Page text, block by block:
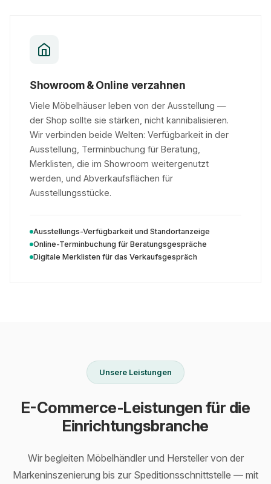
Showroom & Online verzahnen
Viele Möbelhäuser leben von der Ausstellung —
der Shop sollte sie stärken, nicht kannibalisieren.
Wir verbinden beide Welten: Verfügbarkeit in der
Ausstellung, Terminbuchung für Beratung,
Merklisten, die im Showroom weitergenutzt
werden, und Abverkaufsflächen für
Ausstellungsstücke.
Ausstellungs-Verfügbarkeit und Standortanzeige
Online-Terminbuchung für Beratungsgespräche
Digitale Merklisten für das Verkaufsgespräch
Unsere Leistungen
E-Commerce-Leistungen für die
Einrichtungsbranche
Wir begleiten Möbelhändler und Hersteller von der
Markeninszenierung bis zur Speditionsschnittstelle — mit